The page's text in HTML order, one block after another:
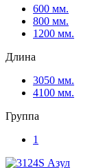
600 мм.
800 мм.
1200 мм.
Длина
3050 мм.
4100 мм.
Группа
1